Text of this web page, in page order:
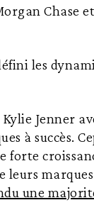
Chase
les
Jenner
à succès.
forte
marques
une